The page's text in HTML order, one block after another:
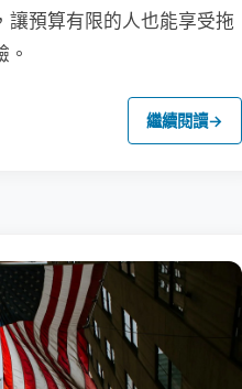
讓預算有限的人也能享受拖
。
繼續閱讀→